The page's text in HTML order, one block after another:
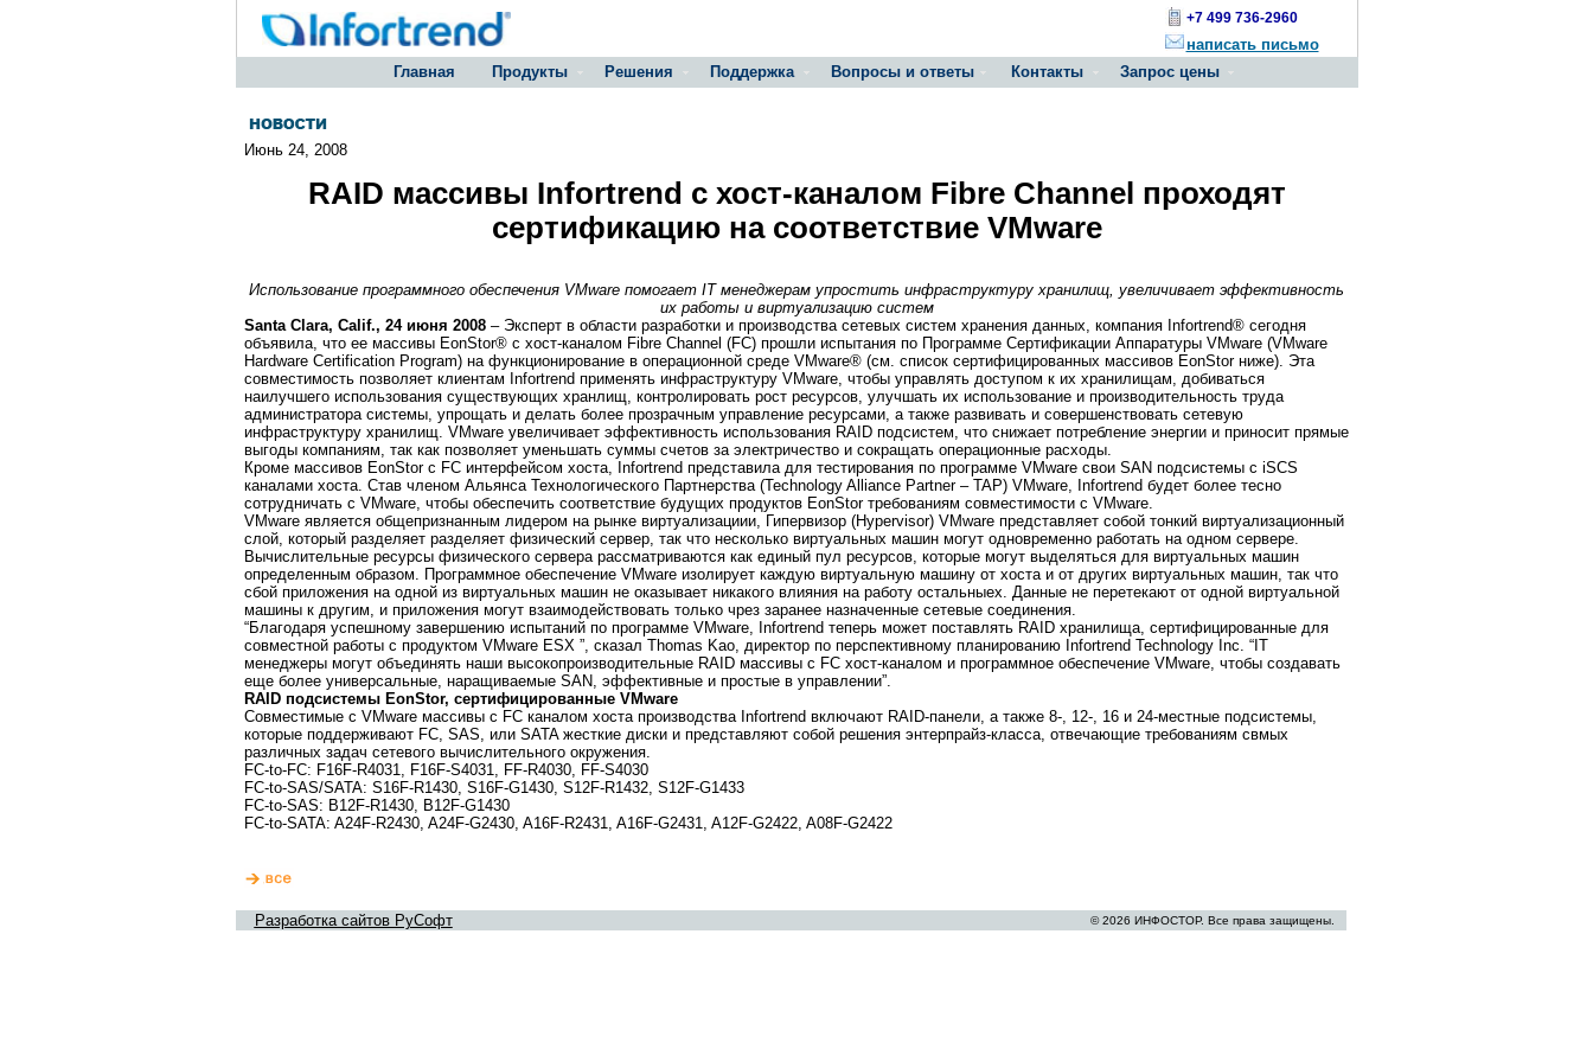
+7 499 736-2960
написать письмо
Главная
Продукты Решения Поддержка Вопросы и ответы Контакты Запрос цены
Июнь 24, 2008
RAID массивы Infortrend c хост-каналом Fibre Channel проходят
сертификацию на соответствие VMware
Использование программного обеспечения VMware помогает IT менеджерам упростить инфраструктуру хранилищ, увеличивает эффективность
их работы и виртуализацию систем
Santa Clara, Calif., 24 июня 2008– Эксперт в области разработки и производства сетевых систем хранения данных, компания Infortrend® сегодня
объявила, что ее массивы EonStor® с хост-каналом Fibre Сhannel (FC) прошли испытания по Программе Сертификации Аппаратуры VMware (VMware
Hardware Certification Program) на функционирование в операционной среде VMware® (см. список сертифицированных массивов EonStor ниже). Эта
совместимость позволяет клиентам Infortrend применять инфраструктуру VMware, чтобы управлять доступом к их хранилищам, добиваться
наилучшего использования существующих хранлищ, контролировать рост ресурсов, улучшать их использование и производительность труда
администратора системы, упрощать и делать более прозрачным управление ресурсами, а также развивать и совершенствовать сетевую
инфраструктуру хранилищ. VMware увеличивает эффективность использования RAID подсистем, что снижает потребление энергии и приносит прямые
выгоды компаниям, так как позволяет уменьшать суммы счетов за электричество и сокращать операционные расходы.
Кроме массивов EonStor с FC интерфейсом хоста, Infortrend представила для тестирования по программе VMware свои SAN подсистемы с iSCS
каналами хоста. Став членом Альянса Технологического Партнерства (Technology Alliance Partner – TAP) VMware, Infortrend будет более тесно
сотрудничать с VMware, чтобы обеспечить соответствие будущих продуктов EonStor требованиям совместимости с VMware.
VMware является общепризнанным лидером на рынке виртуализациии, Гипервизор (Hypervisor) VMware представляет собой тонкий виртуализационный
слой, который разделяет разделяет физический сервер, так что несколько виртуальных машин могут одновременно работать на одном сервере.
Вычислительные ресурсы физического сервера рассматриваются как единый пул ресурсов, которые могут выделяться для виртуальных машин
определенным образом. Программное обеспечение VMware изолирует каждую виртуальную машину от хоста и от других виртуальных машин, так что
сбой приложения на одной из виртуальных машин не оказывает никакого влияния на работу остальныех. Данные не перетекают от одной виртуальной
машины к другим, и приложения могут взаимодействовать только чрез заранее назначенные сетевые соединения.
“Благодаря успешному завершению испытаний по программе VMware, Infortrend теперь может поставлять RAID хранилища, сертифицированные для
совместной работы с продуктом VMware ESX ”, сказал Thomas Kao, директор по перспективному планированию Infortrend Technology Inc. “IT
менеджеры могут объединять наши высокопроизводительные RAID массивы с FC хост-каналом и программное обеспечение VMware, чтобы создавать
еще более универсальные, наращиваемые SAN, эффективные и простые в управлении”.
RAID подсистемы EonStor, сертифицированные VMware
Совместимые с VMware массивы с FC каналом хоста производства Infortrend включают RAID-панели, а также 8-, 12-, 16 и 24-местные подсистемы,
которые поддерживают FC, SAS, или SATA жесткие диски и представляют собой решения энтерпрайз-класса, отвечающие требованиям свмых
различных задач сетевого вычислительного окружения.
FC-to-FC: F16F-R4031, F16F-S4031, FF-R4030, FF-S4030
FC-to-SAS/SATA: S16F-R1430, S16F-G1430, S12F-R1432, S12F-G1433
FC-to-SAS: B12F-R1430, B12F-G1430
FC-to-SATA: A24F-R2430, A24F-G2430, A16F-R2431, A16F-G2431, A12F-G2422, A08F-G2422
Разработка сайтов РуСофт © 2026 ИНФОСТОР. Все права защищены.